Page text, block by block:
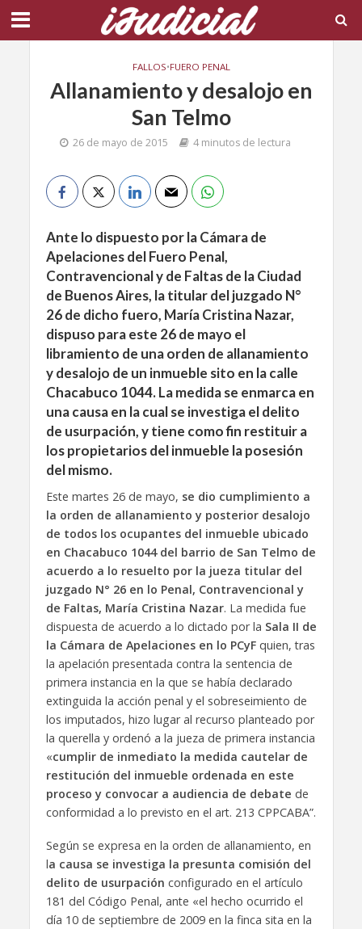
FALLOS•FUERO PENAL
Allanamiento y desalojo en
San Telmo
26 de mayo de 2015 4 minutos de lectura
Ante lo dispuesto por la Cámara de
Apelaciones del Fuero Penal,
Contravencional y de Faltas de la Ciudad
de Buenos Aires, la titular del juzgado N°
26 de dicho fuero, María Cristina Nazar,
dispuso para este 26 de mayo el
libramiento de una orden de allanamiento
y desalojo de un inmueble sito en la calle
Chacabuco 1044. La medida se enmarca en
una causa en la cual se investiga el delito
de usurpación, y tiene como fin restituir a
los propietarios del inmueble la posesión
del mismo.
Este martes 26 de mayo, se dio cumplimiento a
la orden de allanamiento y posterior desalojo
de todos los ocupantes del inmueble ubicado
en Chacabuco 1044 del barrio de San Telmo de
acuerdo a lo resuelto por la jueza titular del
juzgado N° 26 en lo Penal, Contravencional y
de Faltas, María Cristina Nazar. La medida fue
dispuesta de acuerdo a lo dictado por la Sala II de
la Cámara de Apelaciones en lo PCyFquien, tras
la apelación presentada contra la sentencia de
primera instancia en la que se había declarado
extinguida la acción penal y el sobreseimiento de
los imputados, hizo lugar al recurso planteado por
la querella y ordenó a la jueza de primera instancia
«cumplir de inmediato la medida cautelar de
restitución del inmueble ordenada en este
proceso y convocar a audiencia de debate de
conformidad a lo previsto en el art. 213 CPPCABA”.
Según se expresa en la orden de allanamiento, en
la causa se investiga la presunta comisión del
delito de usurpación configurado en el artículo
181 del Código Penal, ante «el hecho ocurrido el
día 10 de septiembre de 2009 en la finca sita en la